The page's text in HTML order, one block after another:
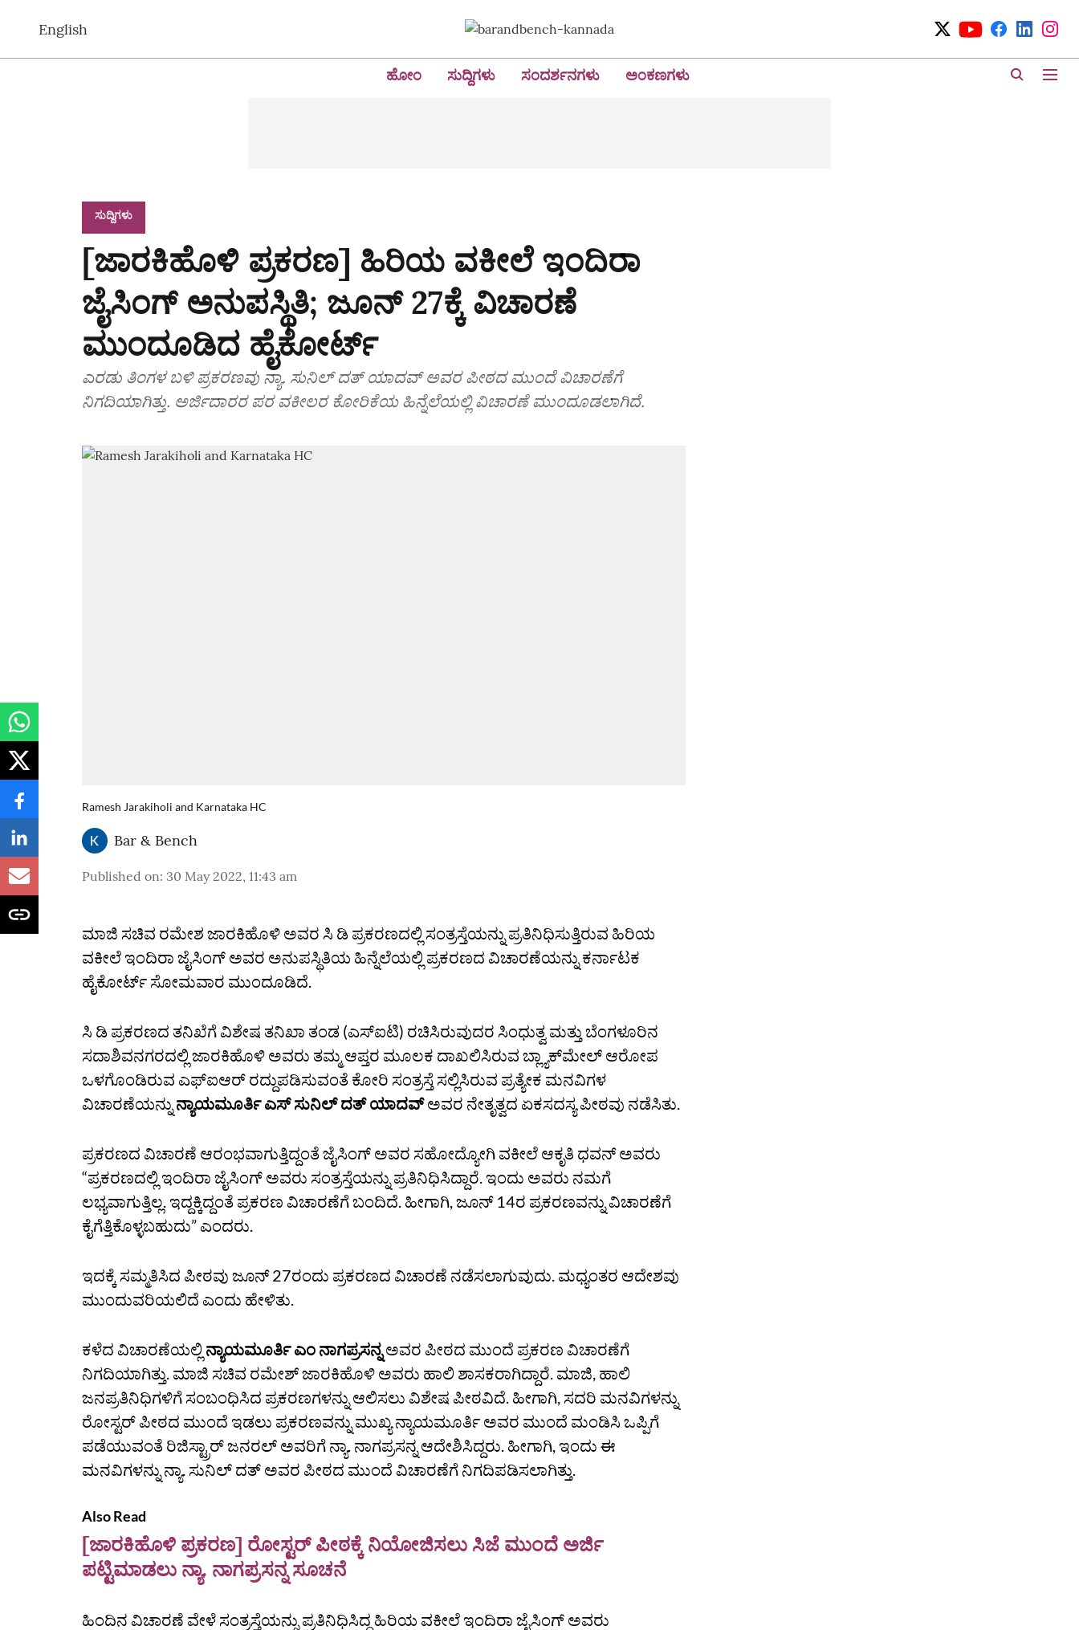
English
ಹೋಂ ಸುದ್ದಿಗಳು ಸಂದರ್ಶನಗಳು ಅಂಕಣಗಳು
ಸುದ್ದಿಗಳು
[ಜಾರಕಿಹೊಳಿ ಪ್ರಕರಣ] ಹಿರಿಯ ವಕೀಲೆ ಇಂದಿರಾ
ಜೈಸಿಂಗ್‌ ಅನುಪಸ್ಥಿತಿ; ಜೂನ್‌ 27ಕ್ಕೆ ವಿಚಾರಣೆ
ಮುಂದೂಡಿದ ಹೈಕೋರ್ಟ್‌
ಎರಡು ತಿಂಗಳ ಬಳಿ ಪ್ರಕರಣವು ನ್ಯಾ. ಸುನಿಲ್‌ ದತ್‌ ಯಾದವ್‌ ಅವರ ಪೀಠದ ಮುಂದೆ ವಿಚಾರಣೆಗೆ
ನಿಗದಿಯಾಗಿತ್ತು. ಅರ್ಜಿದಾರರ ಪರ ವಕೀಲರ ಕೋರಿಕೆಯ ಹಿನ್ನೆಲೆಯಲ್ಲಿ ವಿಚಾರಣೆ ಮುಂದೂಡಲಾಗಿದೆ.
Ramesh Jarakiholi and Karnataka HC
Bar & Bench
Published on: 30 May 2022, 11:43 am
ಮಾಜಿ ಸಚಿವ ರಮೇಶ ಜಾರಕಿಹೊಳಿ ಅವರ ಸಿ ಡಿ ಪ್ರಕರಣದಲ್ಲಿ ಸಂತ್ರಸ್ತೆಯನ್ನು ಪ್ರತಿನಿಧಿಸುತ್ತಿರುವ ಹಿರಿಯ
ವಕೀಲೆ ಇಂದಿರಾ ಜೈಸಿಂಗ್‌ ಅವರ ಅನುಪಸ್ಥಿತಿಯ ಹಿನ್ನೆಲೆಯಲ್ಲಿ ಪ್ರಕರಣದ ವಿಚಾರಣೆಯನ್ನು ಕರ್ನಾಟಕ
ಹೈಕೋರ್ಟ್‌ ಸೋಮವಾರ ಮುಂದೂಡಿದೆ.
ಸಿ ಡಿ ಪ್ರಕರಣದ ತನಿಖೆಗೆ ವಿಶೇಷ ತನಿಖಾ ತಂಡ (ಎಸ್‌ಐಟಿ) ರಚಿಸಿರುವುದರ ಸಿಂಧುತ್ವ ಮತ್ತು ಬೆಂಗಳೂರಿನ
ಸದಾಶಿವನಗರದಲ್ಲಿ ಜಾರಕಿಹೊಳಿ ಅವರು ತಮ್ಮ ಆಪ್ತರ ಮೂಲಕ ದಾಖಲಿಸಿರುವ ಬ್ಲ್ಯಾಕ್‌ಮೇಲ್‌ ಆರೋಪ
ಒಳಗೊಂಡಿರುವ ಎಫ್‌ಐಆರ್‌ ರದ್ದುಪಡಿಸುವಂತೆ ಕೋರಿ ಸಂತ್ರಸ್ತೆ ಸಲ್ಲಿಸಿರುವ ಪ್ರತ್ಯೇಕ ಮನವಿಗಳ
ವಿಚಾರಣೆಯನ್ನು ನ್ಯಾಯಮೂರ್ತಿ ಎಸ್‌ ಸುನಿಲ್‌ ದತ್‌ ಯಾದವ್ಅವರ ನೇತೃತ್ವದ ಏಕಸದಸ್ಯ ಪೀಠವು ನಡೆಸಿತು.
ಪ್ರಕರಣದ ವಿಚಾರಣೆ ಆರಂಭವಾಗುತ್ತಿದ್ದಂತೆ ಜೈಸಿಂಗ್‌ ಅವರ ಸಹೋದ್ಯೋಗಿ ವಕೀಲೆ ಆಕೃತಿ ಧವನ್‌ ಅವರು
“ಪ್ರಕರಣದಲ್ಲಿ ಇಂದಿರಾ ಜೈಸಿಂಗ್‌ ಅವರು ಸಂತ್ರಸ್ತೆಯನ್ನು ಪ್ರತಿನಿಧಿಸಿದ್ದಾರೆ. ಇಂದು ಅವರು ನಮಗೆ
ಲಭ್ಯವಾಗುತ್ತಿಲ್ಲ. ಇದ್ದಕ್ಕಿದ್ದಂತೆ ಪ್ರಕರಣ ವಿಚಾರಣೆಗೆ ಬಂದಿದೆ. ಹೀಗಾಗಿ, ಜೂನ್‌ 14ರ ಪ್ರಕರಣವನ್ನು ವಿಚಾರಣೆಗೆ
ಕೈಗೆತ್ತಿಕೊಳ್ಳಬಹುದು” ಎಂದರು.
ಇದಕ್ಕೆ ಸಮ್ಮತಿಸಿದ ಪೀಠವು ಜೂನ್‌ 27ರಂದು ಪ್ರಕರಣದ ವಿಚಾರಣೆ ನಡೆಸಲಾಗುವುದು. ಮಧ್ಯಂತರ ಆದೇಶವು
ಮುಂದುವರಿಯಲಿದೆ ಎಂದು ಹೇಳಿತು.
ಕಳೆದ ವಿಚಾರಣೆಯಲ್ಲಿ ನ್ಯಾಯಮೂರ್ತಿ ಎಂ ನಾಗಪ್ರಸನ್ನಅವರ ಪೀಠದ ಮುಂದೆ ಪ್ರಕರಣ ವಿಚಾರಣೆಗೆ
ನಿಗದಿಯಾಗಿತ್ತು. ಮಾಜಿ ಸಚಿವ ರಮೇಶ್‌ ಜಾರಕಿಹೊಳಿ ಅವರು ಹಾಲಿ ಶಾಸಕರಾಗಿದ್ದಾರೆ. ಮಾಜಿ, ಹಾಲಿ
ಜನಪ್ರತಿನಿಧಿಗಳಿಗೆ ಸಂಬಂಧಿಸಿದ ಪ್ರಕರಣಗಳನ್ನು ಆಲಿಸಲು ವಿಶೇಷ ಪೀಠವಿದೆ. ಹೀಗಾಗಿ, ಸದರಿ ಮನವಿಗಳನ್ನು
ರೋಸ್ಟರ್‌ ಪೀಠದ ಮುಂದೆ ಇಡಲು ಪ್ರಕರಣವನ್ನು ಮುಖ್ಯ ನ್ಯಾಯಮೂರ್ತಿ ಅವರ ಮುಂದೆ ಮಂಡಿಸಿ ಒಪ್ಪಿಗೆ
ಪಡೆಯುವಂತೆ ರಿಜಿಸ್ಟ್ರಾರ್‌ ಜನರಲ್‌ ಅವರಿಗೆ ನ್ಯಾ. ನಾಗಪ್ರಸನ್ನ ಆದೇಶಿಸಿದ್ದರು. ಹೀಗಾಗಿ, ಇಂದು ಈ
ಮನವಿಗಳನ್ನು ನ್ಯಾ. ಸುನಿಲ್‌ ದತ್‌ ಅವರ ಪೀಠದ ಮುಂದೆ ವಿಚಾರಣೆಗೆ ನಿಗದಿಪಡಿಸಲಾಗಿತ್ತು.
Also Read
[ಜಾರಕಿಹೊಳಿ ಪ್ರಕರಣ] ರೋಸ್ಟರ್‌ ಪೀಠಕ್ಕೆ ನಿಯೋಜಿಸಲು ಸಿಜೆ ಮುಂದೆ ಅರ್ಜಿ
ಪಟ್ಟಿಮಾಡಲು ನ್ಯಾ. ನಾಗಪ್ರಸನ್ನ ಸೂಚನೆ
ಹಿಂದಿನ ವಿಚಾರಣೆ ವೇಳೆ ಸಂತ್ರಸ್ತೆಯನ್ನು ಪ್ರತಿನಿಧಿಸಿದ್ದ ಹಿರಿಯ ವಕೀಲೆ ಇಂದಿರಾ ಜೈಸಿಂಗ್‌ ಅವರು